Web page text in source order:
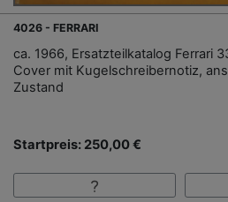
4026 - FERRARI
ca. 1966, Ersatzteilkatalog Ferrari
Cover mit Kugelschreibernotiz,
Zustand
Startpreis: 250,00 €